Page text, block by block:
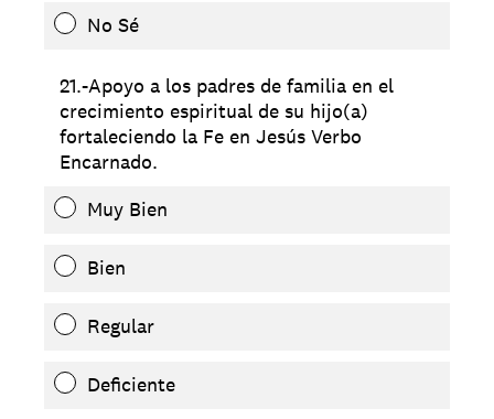
No Sé
21.-Apoyo a los padres de familia en el
crecimiento espiritual de su hijo(a)
fortaleciendo la Fe en Jesús Verbo
Encarnado.
Muy Bien
Bien
Regular
Deficiente